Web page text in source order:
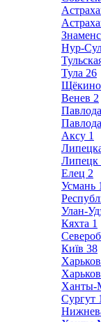
Нур-
Тула 26
Щёкино
Венев 2
Аксу 1
Липецк
Елец 2
Усмань 1
Улан-
Кяхта 1
Київ 38
Харьков
Ханты-
Сургут